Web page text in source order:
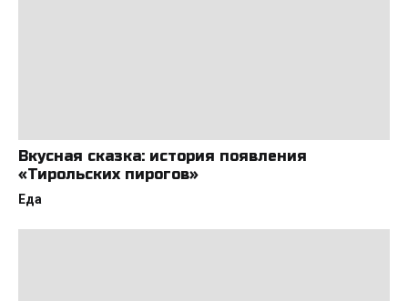
Вкусная сказка: история появления
«Тирольских пирогов»
Еда